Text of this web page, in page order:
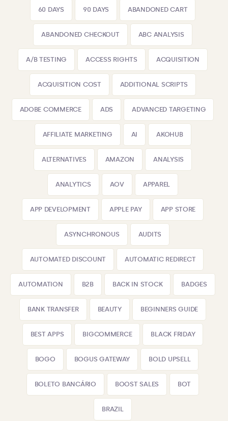
60 DAYS 90 DAYS ABANDONED CART
ABANDONED CHECKOUT ABC ANALYSIS
A/B TESTING ACCESS RIGHTS ACQUISITION
ACQUISITION COST ADDITIONAL SCRIPTS
ADOBE COMMERCE ADS ADVANCED TARGETING
AFFILIATE MARKETING AI AKOHUB
ALTERNATIVES AMAZON ANALYSIS
ANALYTICS AOV APPAREL
APP DEVELOPMENT APPLE PAY APP STORE
ASYNCHRONOUS AUDITS
AUTOMATED DISCOUNT AUTOMATIC REDIRECT
AUTOMATION B2B BACK IN STOCK BADGES
BANK TRANSFER BEAUTY BEGINNERS GUIDE
BEST APPS BIGCOMMERCE BLACK FRIDAY
BOGO BOGUS GATEWAY BOLD UPSELL
BOLETO BANCÁRIO BOOST SALES BOT
BRAZIL